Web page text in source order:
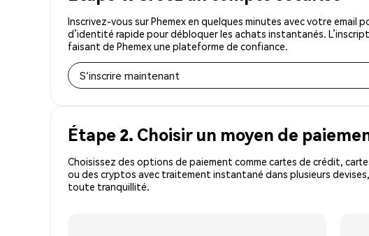
Inscrivez-vous sur Phemex en quelques minutes avec votre
d’identité rapide pour débloquer les achats instantanés.
faisant de Phemex une plateforme de confiance.
S'inscrire maintenant
Étape 2. Choisir un moyen de
Choisissez des options de paiement comme cartes de crédit,
ou des cryptos avec traitement instantané dans plusieurs devises,
toute tranquillité.